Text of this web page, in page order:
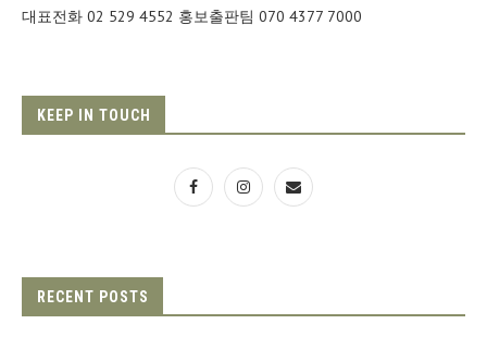
대표전화 02 529 4552 홍보출판팀 070 4377 7000
KEEP IN TOUCH
RECENT POSTS